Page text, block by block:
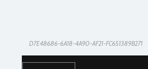
D7E48686-6A18-4A90-AF21-FC651389B271